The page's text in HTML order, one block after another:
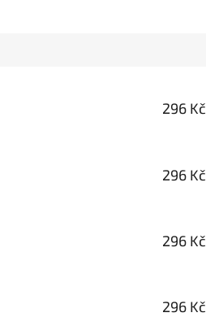
296 Kč
296 Kč
296 Kč
296 Kč